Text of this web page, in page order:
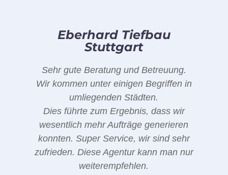
Eberhard Tiefbau
Stuttgart
Sehr gute Beratung und Betreuung.
Wir kommen unter einigen Begriffen in
umliegenden Städten.
Dies führte zum Ergebnis, dass wir
wesentlich mehr Aufträge generieren
konnten. Super Service, wir sind sehr
zufrieden. Diese Agentur kann man nur
weiterempfehlen.